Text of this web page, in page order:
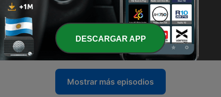
20 feb. 2020
10 - Experiencia Uruguay - Ep. 10 - Propuestas
turísticas de bajo costo por todo el país
20 feb. 2020
Mostrar más episodios
DESCARGAR APP